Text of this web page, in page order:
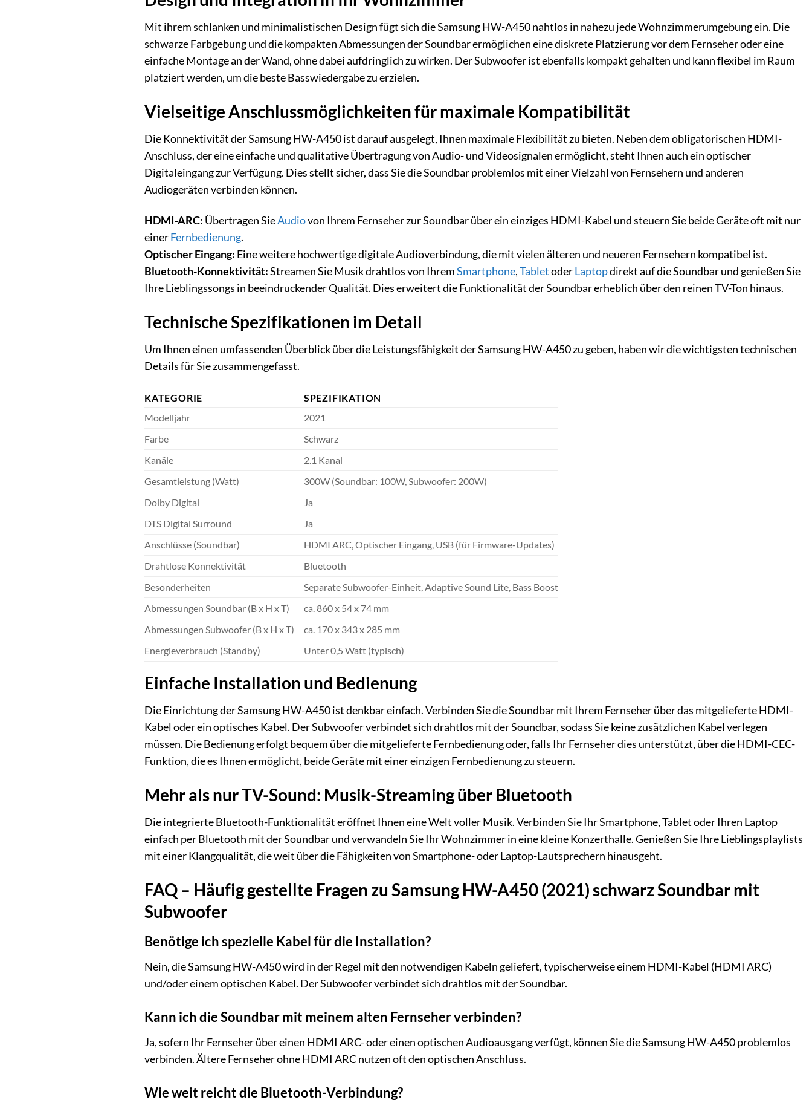
Mit ihrem schlanken und minimalistischen Design fügt sich die Samsung HW-A450 nahtlos in nahezu jede Wohnzimmerumgebung ein. Die
schwarze Farbgebung und die kompakten Abmessungen der Soundbar ermöglichen eine diskrete Platzierung vor dem Fernseher oder eine
einfache Montage an der Wand, ohne dabei aufdringlich zu wirken. Der Subwoofer ist ebenfalls kompakt gehalten und kann flexibel im Raum
platziert werden, um die beste Basswiedergabe zu erzielen.
Vielseitige Anschlussmöglichkeiten für maximale Kompatibilität
Die Konnektivität der Samsung HW-A450 ist darauf ausgelegt, Ihnen maximale Flexibilität zu bieten. Neben dem obligatorischen HDMI-
Anschluss, der eine einfache und qualitative Übertragung von Audio- und Videosignalen ermöglicht, steht Ihnen auch ein optischer
Digitaleingang zur Verfügung. Dies stellt sicher, dass Sie die Soundbar problemlos mit einer Vielzahl von Fernsehern und anderen
Audiogeräten verbinden können.
HDMI-ARC: Übertragen SieAudiovon Ihrem Fernseher zur Soundbar über ein einziges HDMI-Kabel und steuern Sie beide Geräte oft mit nur
einerFernbedienung.
Optischer Eingang: Eine weitere hochwertige digitale Audioverbindung, die mit vielen älteren und neueren Fernsehern kompatibel ist.
Bluetooth-Konnektivität:Streamen Sie Musik drahtlos von IhremSmartphone,TabletoderLaptopdirekt auf die Soundbar und genießen Sie
Ihre Lieblingssongs in beeindruckender Qualität. Dies erweitert die Funktionalität der Soundbar erheblich über den reinen TV-Ton hinaus.
Technische Spezifikationen im Detail
Um Ihnen einen umfassenden Überblick über die Leistungsfähigkeit der Samsung HW-A450 zu geben, haben wir die wichtigsten technischen
Details für Sie zusammengefasst.
KATEGORIE
SPEZIFIKATION
Modelljahr
2021
Farbe
Schwarz
Kanäle
2.1 Kanal
Gesamtleistung (Watt)
300W (Soundbar: 100W, Subwoofer: 200W)
Dolby Digital
Ja
DTS Digital Surround
Ja
Anschlüsse (Soundbar)
HDMI ARC, Optischer Eingang, USB (für Firmware-Updates)
Drahtlose Konnektivität
Bluetooth
Besonderheiten
Separate Subwoofer-Einheit, Adaptive Sound Lite, Bass Boost
Abmessungen Soundbar (B x H x T)
ca. 860 x 54 x 74 mm
Abmessungen Subwoofer (B x H x T)
ca. 170 x 343 x 285 mm
Energieverbrauch (Standby)
Unter 0,5 Watt (typisch)
Einfache Installation und Bedienung
Die Einrichtung der Samsung HW-A450 ist denkbar einfach. Verbinden Sie die Soundbar mit Ihrem Fernseher über das mitgelieferte HDMI-
Kabel oder ein optisches Kabel. Der Subwoofer verbindet sich drahtlos mit der Soundbar, sodass Sie keine zusätzlichen Kabel verlegen
müssen. Die Bedienung erfolgt bequem über die mitgelieferte Fernbedienung oder, falls Ihr Fernseher dies unterstützt, über die HDMI-CEC-
Funktion, die es Ihnen ermöglicht, beide Geräte mit einer einzigen Fernbedienung zu steuern.
Mehr als nur TV-Sound: Musik-Streaming über Bluetooth
Die integrierte Bluetooth-Funktionalität eröffnet Ihnen eine Welt voller Musik. Verbinden Sie Ihr Smartphone, Tablet oder Ihren Laptop
einfach per Bluetooth mit der Soundbar und verwandeln Sie Ihr Wohnzimmer in eine kleine Konzerthalle. Genießen Sie Ihre Lieblingsplaylists
mit einer Klangqualität, die weit über die Fähigkeiten von Smartphone- oder Laptop-Lautsprechern hinausgeht.
FAQ – Häufig gestellte Fragen zu Samsung HW-A450 (2021) schwarz Soundbar mit
Subwoofer
Benötige ich spezielle Kabel für die Installation?
Nein, die Samsung HW-A450 wird in der Regel mit den notwendigen Kabeln geliefert, typischerweise einem HDMI-Kabel (HDMI ARC)
und/oder einem optischen Kabel. Der Subwoofer verbindet sich drahtlos mit der Soundbar.
Kann ich die Soundbar mit meinem alten Fernseher verbinden?
Ja, sofern Ihr Fernseher über einen HDMI ARC- oder einen optischen Audioausgang verfügt, können Sie die Samsung HW-A450 problemlos
verbinden. Ältere Fernseher ohne HDMI ARC nutzen oft den optischen Anschluss.
Wie weit reicht die Bluetooth-Verbindung?